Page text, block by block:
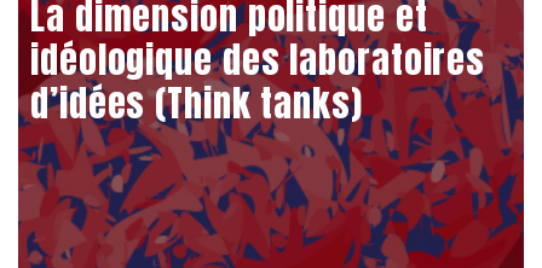
La dimension politique et
idéologique des laboratoires
d’idées (Think tanks)